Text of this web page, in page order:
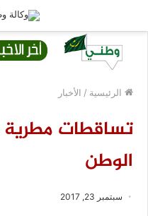
الرئيسية / الأخبار
تساقطات
الوطن
سبتمبر 23, 2017